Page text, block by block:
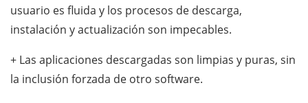
usuario es fluida y los procesos de descarga,
instalación y actualización son impecables.
+ Las aplicaciones descargadas son limpias y puras, sin
la inclusión forzada de otro software.